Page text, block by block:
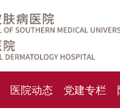
医院动态 党建专栏